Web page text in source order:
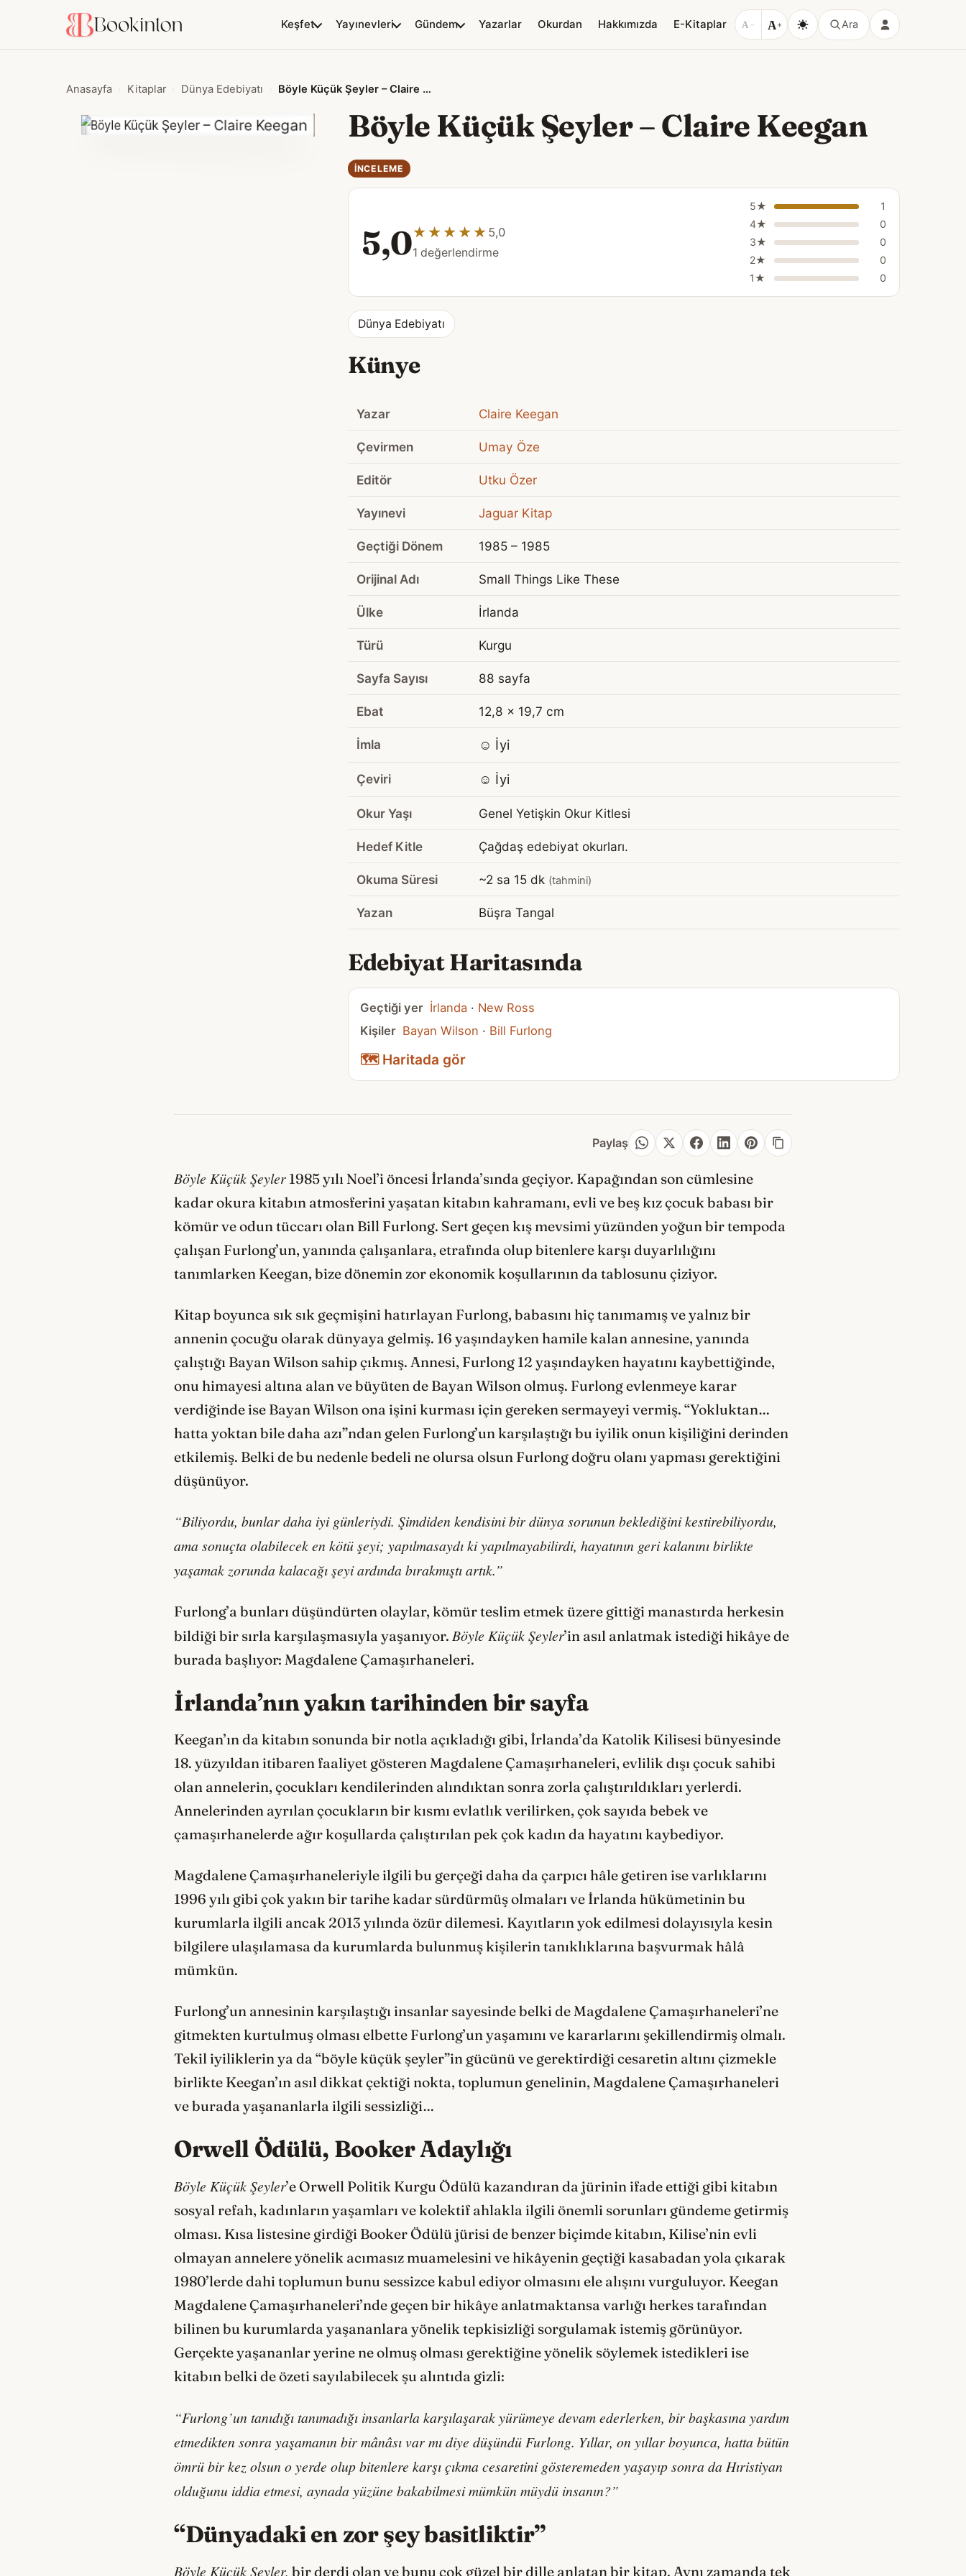
Keşfet Yayınevleri Gündem Yazarlar Okurdan Hakkımızda E-Kitaplar A − A+ Ara
Anasayfa Kitaplar Dünya Edebiyatı Böyle Küçük Şeyler – Claire Keegan
Böyle Küçük Şeyler – Claire Keegan
İNCELEME
5,0★★★★★
★★★★★ 5,0
1 değerlendirme
5★
1
4★
0
3★
0
2★
0
1★
0
Dünya Edebiyatı
Künye
Yazar Claire Keegan
Çevirmen Umay Öze
Editör Utku Özer
Yayınevi Jaguar Kitap
Geçtiği Dönem 1985 – 1985
Orijinal Adı Small Things Like These
Ülke İrlanda
Türü Kurgu
Sayfa Sayısı 88 sayfa
Ebat 12,8 x 19,7 cm
İmla ☺️ İyi
Çeviri ☺️ İyi
Okur Yaşı Genel Yetişkin Okur Kitlesi
Hedef Kitle Çağdaş edebiyat okurları.
Okuma Süresi ~2 sa 15 dk (tahmini)
Yazan Büşra Tangal
Edebiyat Haritasında
Geçtiği yer İrlanda · New Ross
Kişiler Bayan Wilson · Bill Furlong
🗺️ Haritada gör
Paylaş
Böyle Küçük Şeyler 1985 yılı Noel’i öncesi İrlanda’sında geçiyor. Kapağından son cümlesine
kadar okura kitabın atmosferini yaşatan kitabın kahramanı, evli ve beş kız çocuk babası bir
kömür ve odun tüccarı olan Bill Furlong. Sert geçen kış mevsimi yüzünden yoğun bir tempoda
çalışan Furlong’un, yanında çalışanlara, etrafında olup bitenlere karşı duyarlılığını
tanımlarken Keegan, bize dönemin zor ekonomik koşullarının da tablosunu çiziyor.
Kitap boyunca sık sık geçmişini hatırlayan Furlong, babasını hiç tanımamış ve yalnız bir
annenin çocuğu olarak dünyaya gelmiş. 16 yaşındayken hamile kalan annesine, yanında
çalıştığı Bayan Wilson sahip çıkmış. Annesi, Furlong 12 yaşındayken hayatını kaybettiğinde,
onu himayesi altına alan ve büyüten de Bayan Wilson olmuş. Furlong evlenmeye karar
verdiğinde ise Bayan Wilson ona işini kurması için gereken sermayeyi vermiş. “Yokluktan…
hatta yoktan bile daha azı”ndan gelen Furlong’un karşılaştığı bu iyilik onun kişiliğini derinden
etkilemiş. Belki de bu nedenle bedeli ne olursa olsun Furlong doğru olanı yapması gerektiğini
düşünüyor.
“Biliyordu, bunlar daha iyi günleriydi. Şimdiden kendisini bir dünya sorunun beklediğini kestirebiliyordu,
ama sonuçta olabilecek en kötü şeyi; yapılmasaydı ki yapılmayabilirdi, hayatının geri kalanını birlikte
yaşamak zorunda kalacağı şeyi ardında bırakmıştı artık.”
Furlong’a bunları düşündürten olaylar, kömür teslim etmek üzere gittiği manastırda herkesin
bildiği bir sırla karşılaşmasıyla yaşanıyor. Böyle Küçük Şeyler’in asıl anlatmak istediği hikâye de
burada başlıyor: Magdalene Çamaşırhaneleri.
İrlanda’nın yakın tarihinden bir sayfa
Keegan’ın da kitabın sonunda bir notla açıkladığı gibi, İrlanda’da Katolik Kilisesi bünyesinde
18. yüzyıldan itibaren faaliyet gösteren Magdalene Çamaşırhaneleri, evlilik dışı çocuk sahibi
olan annelerin, çocukları kendilerinden alındıktan sonra zorla çalıştırıldıkları yerlerdi.
Annelerinden ayrılan çocukların bir kısmı evlatlık verilirken, çok sayıda bebek ve
çamaşırhanelerde ağır koşullarda çalıştırılan pek çok kadın da hayatını kaybediyor.
Magdalene Çamaşırhaneleriyle ilgili bu gerçeği daha da çarpıcı hâle getiren ise varlıklarını
1996 yılı gibi çok yakın bir tarihe kadar sürdürmüş olmaları ve İrlanda hükümetinin bu
kurumlarla ilgili ancak 2013 yılında özür dilemesi. Kayıtların yok edilmesi dolayısıyla kesin
bilgilere ulaşılamasa da kurumlarda bulunmuş kişilerin tanıklıklarına başvurmak hâlâ
mümkün.
Furlong’un annesinin karşılaştığı insanlar sayesinde belki de Magdalene Çamaşırhaneleri’ne
gitmekten kurtulmuş olması elbette Furlong’un yaşamını ve kararlarını şekillendirmiş olmalı.
Tekil iyiliklerin ya da “böyle küçük şeyler”in gücünü ve gerektirdiği cesaretin altını çizmekle
birlikte Keegan’ın asıl dikkat çektiği nokta, toplumun genelinin, Magdalene Çamaşırhaneleri
ve burada yaşananlarla ilgili sessizliği…
Orwell Ödülü, Booker Adaylığı
Böyle Küçük Şeyler’e Orwell Politik Kurgu Ödülü kazandıran da jürinin ifade ettiği gibi kitabın
sosyal refah, kadınların yaşamları ve kolektif ahlakla ilgili önemli sorunları gündeme getirmiş
olması. Kısa listesine girdiği Booker Ödülü jürisi de benzer biçimde kitabın, Kilise’nin evli
olmayan annelere yönelik acımasız muamelesini ve hikâyenin geçtiği kasabadan yola çıkarak
1980’lerde dahi toplumun bunu sessizce kabul ediyor olmasını ele alışını vurguluyor. Keegan
Magdalene Çamaşırhaneleri’nde geçen bir hikâye anlatmaktansa varlığı herkes tarafından
bilinen bu kurumlarda yaşananlara yönelik tepkisizliği sorgulamak istemiş görünüyor.
Gerçekte yaşananlar yerine ne olmuş olması gerektiğine yönelik söylemek istedikleri ise
kitabın belki de özeti sayılabilecek şu alıntıda gizli:
“Furlong’un tanıdığı tanımadığı insanlarla karşılaşarak yürümeye devam ederlerken, bir başkasına yardım
etmedikten sonra yaşamanın bir mânâsı var mı diye düşündü Furlong. Yıllar, on yıllar boyunca, hatta bütün
ömrü bir kez olsun o yerde olup bitenlere karşı çıkma cesaretini gösteremeden yaşayıp sonra da Hıristiyan
olduğunu iddia etmesi, aynada yüzüne bakabilmesi mümkün müydü insanın?”
“Dünyadaki en zor şey basitliktir”
Böyle Küçük Şeyler, bir derdi olan ve bunu çok güzel bir dille anlatan bir kitap. Aynı zamanda tek